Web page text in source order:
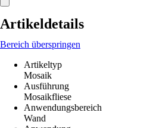
Artikeldetails
Bereich überspringen
Artikeltyp
Mosaik
Ausführung
Mosaikfliese
Anwendungsbereich
Wand